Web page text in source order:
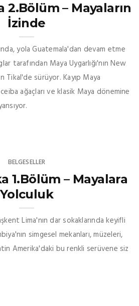
2.Bölüm – Mayaların
İzinde
yola Guatemala'dan devam etme
tarafından Maya Uygarlığı'nın New
Tikal'de sürüyor. Kayıp Maya
ağaçları ve klasik Maya dönemine
BELGESELLER
1.Bölüm – Mayalara
Yolculuk
Lima'nın dar sokaklarında keyifli
simgesel mekanları, müzeleri,
Amerika'daki bu renkli serüvene siz